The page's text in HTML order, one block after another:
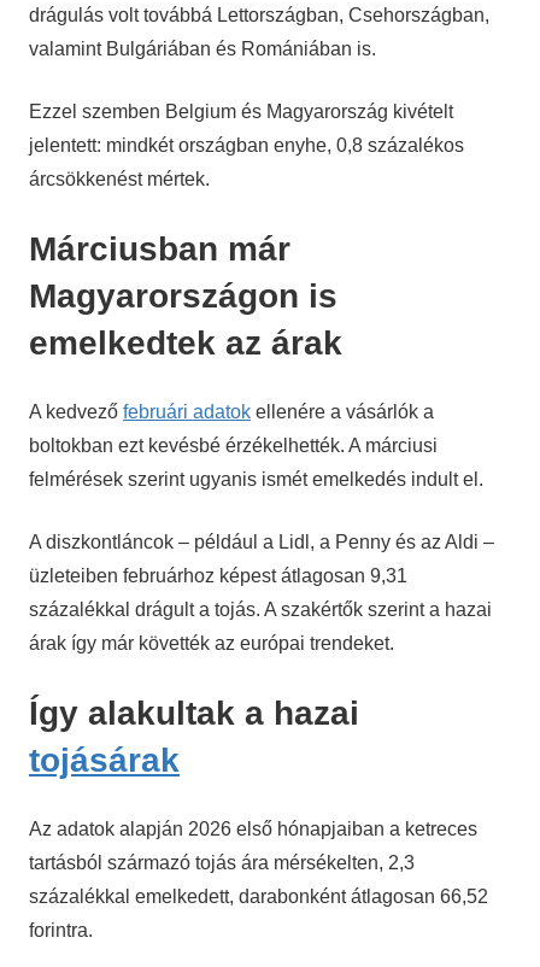
drágulás volt továbbá Lettországban, Csehországban,
valamint Bulgáriában és Romániában is.
Ezzel szemben Belgium és Magyarország kivételt
jelentett: mindkét országban enyhe, 0,8 százalékos
árcsökkenést mértek.
Márciusban már
Magyarországon is
emelkedtek az árak
A kedvező februári adatok ellenére a vásárlók a
boltokban ezt kevésbé érzékelhették. A márciusi
felmérések szerint ugyanis ismét emelkedés indult el.
A diszkontláncok – például a Lidl, a Penny és az Aldi –
üzleteiben februárhoz képest átlagosan 9,31
százalékkal drágult a tojás. A szakértők szerint a hazai
árak így már követték az európai trendeket.
Így alakultak a hazai
tojásárak
Az adatok alapján 2026 első hónapjaiban a ketreces
tartásból származó tojás ára mérsékelten, 2,3
százalékkal emelkedett, darabonként átlagosan 66,52
forintra.